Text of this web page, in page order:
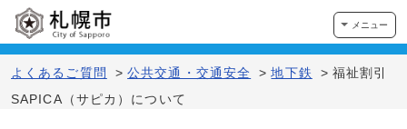
メニュー
よくあるご質問 > 公共交通・交通安全 > 地下鉄 > 福祉割引
SAPICA（サピカ）について